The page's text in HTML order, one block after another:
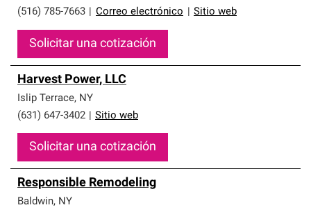
(516) 785-7663 Correo electrónico Sitio web
Solicitar una cotización
Harvest Power, LLC
Islip Terrace, NY
(631) 647-3402
Sitio web
Solicitar una cotización
Responsible Remodeling
Baldwin, NY